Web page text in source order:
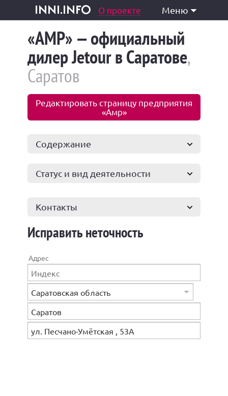
inni.info
и услуги О проекте Меню
«АМР» — официальный
дилер Jetour в Саратове,
Саратов
Редактировать страницу предприятия
«Амр»
Содержание
Статус и вид деятельности
Контакты
Исправить неточность
Адрес